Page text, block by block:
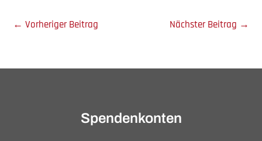
← Vorheriger Beitrag Nächster Beitrag →
Spendenkonten